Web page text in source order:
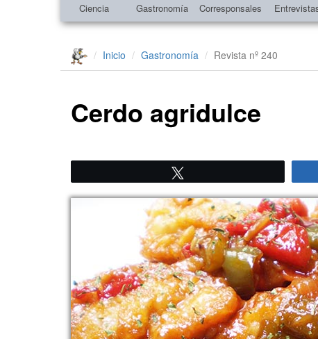
Ciencia
Gastronomía Corresponsales
Inicio Gastronomía Revista nº 240
Cerdo agridulce